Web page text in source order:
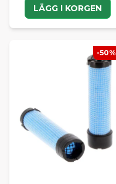
LÄGG I KORGEN
-50%